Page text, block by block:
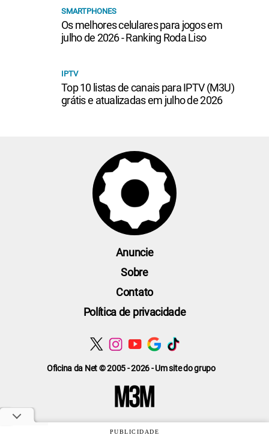
SMARTPHONES
Os melhores celulares para jogos em
julho de 2026 - Ranking Roda Liso
IPTV
Top 10 listas de canais para IPTV (M3U)
grátis e atualizadas em julho de 2026
Oficina da Net © 2005 - 2026 - Um site do grupo
Anuncie
Sobre
Contato
Política de privacidade
PUBLICIDADE